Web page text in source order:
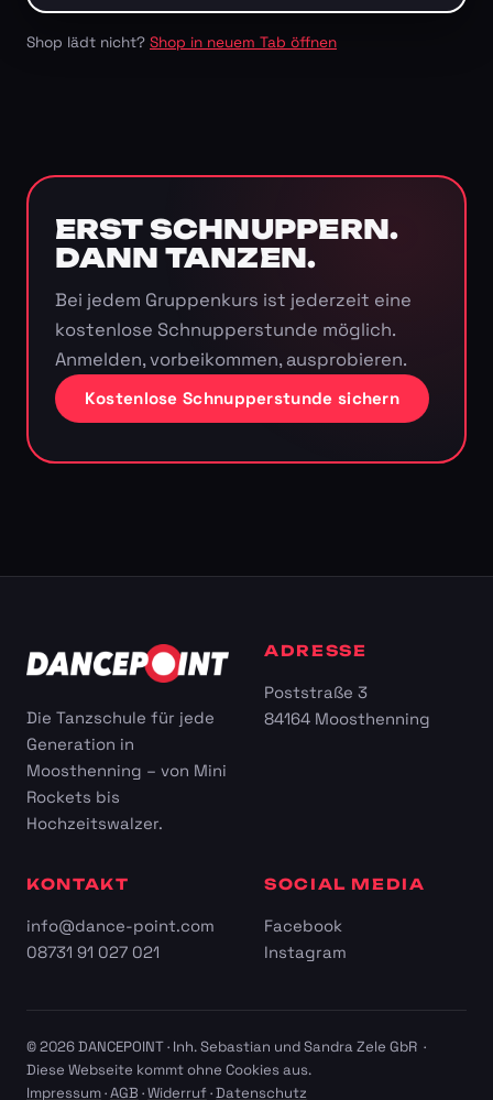
Shop lädt nicht? Shop in neuem Tab öffnen
ERST SCHNUPPERN.
DANN TANZEN.
Bei jedem Gruppenkurs ist jederzeit eine
kostenlose Schnupperstunde möglich.
Anmelden, vorbeikommen, ausprobieren.
Kostenlose Schnupperstunde sichern
Die Tanzschule für jede
Generation in
Moosthenning – von Mini
Rockets bis
Hochzeitswalzer.
ADRESSE
Poststraße 3
84164 Moosthenning
KONTAKT
info@dance-point.com
08731 91 027 021
SOCIAL MEDIA
Facebook
Instagram
© 2026 DANCEPOINT · Inh. Sebastian und Sandra Zele GbR ·
Diese Webseite kommt ohne Cookies aus.
Impressum·AGB ·Widerruf·Datenschutz